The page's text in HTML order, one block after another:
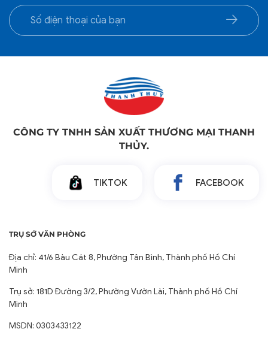
CÔNG TY TNHH SẢN XUẤT THƯƠNG MẠI THANH
THỦY.
TIKTOK FACEBOOK
TRỤ SỞ VĂN PHÒNG
Địa chỉ: 41/6 Bàu Cát 8, Phường Tân Bình, Thành phố Hồ Chí
Minh
Trụ sở: 181D Đường 3/2, Phường Vườn Lài, Thành phố Hồ Chí
Minh
MSDN: 0303433122